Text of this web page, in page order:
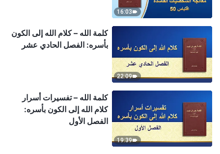
16:03
22:09
كلمة الله – كلام الله إلى الكون
بأسره: الفصل الحادي عشر
19:39
كلمة الله – تفسيرات أسرار
كلام الله إلى الكون بأسره:
الفصل الأول